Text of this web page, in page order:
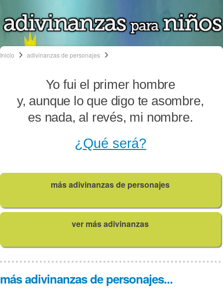
Inicio adivinanzas de personajes
Yo fui el primer hombre
y, aunque lo que digo te asombre,
es nada, al revés, mi nombre.
¿Qué será?
más adivinanzas de personajes
ver más adivinanzas
más adivinanzas de personajes...